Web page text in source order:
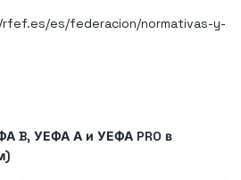
rfef.es/es/federacion/normativas-y-
B, УЕФА А и УЕФА PRO в